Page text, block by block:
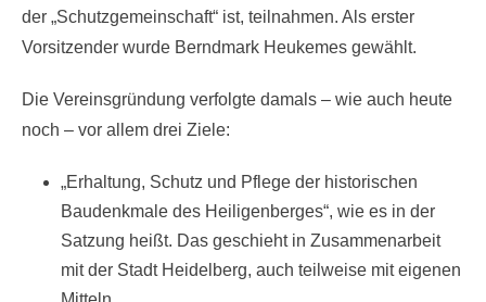
der „Schutzgemeinschaft“ ist, teilnahmen. Als erster
Vorsitzender wurde Berndmark Heukemes gewählt.
Die Vereinsgründung verfolgte damals – wie auch heute
noch – vor allem drei Ziele:
„Erhaltung, Schutz und Pflege der historischen
Baudenkmale des Heiligenberges“, wie es in der
Satzung heißt. Das geschieht in Zusammenarbeit
mit der Stadt Heidelberg, auch teilweise mit eigenen